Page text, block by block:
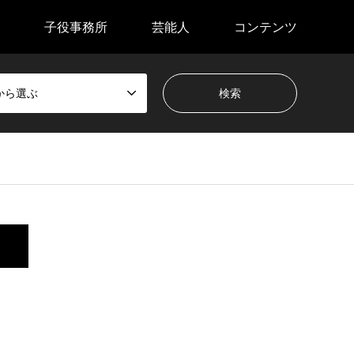
子役事務所 芸能人 コンテンツ
ら選ぶ